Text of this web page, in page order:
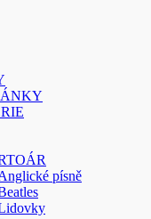
sbor z Písku
písně